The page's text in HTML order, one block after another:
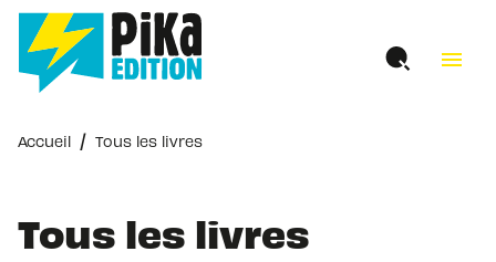
MENU RECHERCHE
PIED DE PAGE
menu
Accueil / Tous les livres
Tous les livres